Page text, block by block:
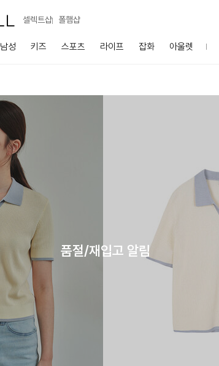
셀렉트샵 폴햄샵
남성 키즈 스포츠 라이프 잡화 아울렛
품절/재입고 알림